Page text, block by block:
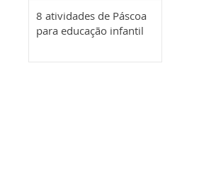
8 atividades de Páscoa
para educação infantil